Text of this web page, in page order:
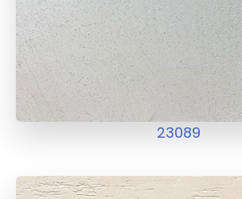
23089